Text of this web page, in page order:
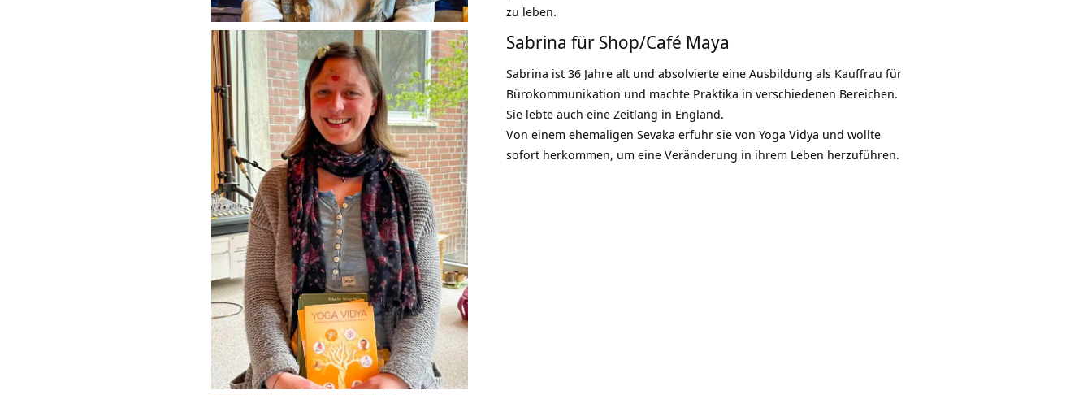
zu leben.
Sabrina für Shop/Café Maya
Sabrina ist 36 Jahre alt und absolvierte eine Ausbildung als Kauffrau für
Bürokommunikation und machte Praktika in verschiedenen Bereichen.
Sie lebte auch eine Zeitlang in England.
Von einem ehemaligen Sevaka erfuhr sie von Yoga Vidya und wollte
sofort herkommen, um eine Veränderung in ihrem Leben herzuführen.